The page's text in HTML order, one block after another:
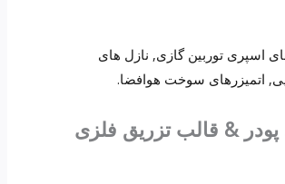
اسپری توربین گازی, نازل های
اتمیزرهای سوخت هوافضا.
پودر & قالب تزریق فلزی